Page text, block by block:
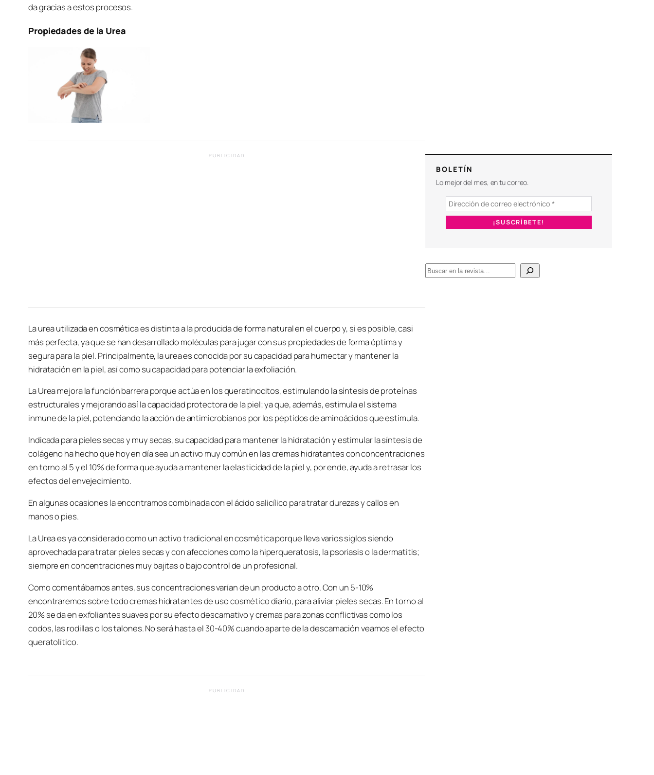
da gracias a estos procesos.
Propiedades de la Urea
PUBLICIDAD
La urea utilizada en cosmética es distinta a la producida de forma natural en el cuerpo y, si es posible, casi
más perfecta, ya que se han desarrollado moléculas para jugar con sus propiedades de forma óptima y
segura para la piel. Principalmente, la urea es conocida por su capacidad para humectar y mantener la
hidratación en la piel, así como su capacidad para potenciar la exfoliación.
La Urea mejora la función barrera porque actúa en los queratinocitos, estimulando la síntesis de proteínas
estructurales y mejorando así la capacidad protectora de la piel; ya que, además, estimula el sistema
inmune de la piel, potenciando la acción de antimicrobianos por los péptidos de aminoácidos que estimula.
Indicada para pieles secas y muy secas, su capacidad para mantener la hidratación y estimular la síntesis de
colágeno ha hecho que hoy en día sea un activo muy común en las cremas hidratantes con concentraciones
en torno al 5 y el 10% de forma que ayuda a mantener la elasticidad de la piel y, por ende, ayuda a retrasar los
efectos del envejecimiento.
En algunas ocasiones la encontramos combinada con el ácido salicílico para tratar durezas y callos en
manos o pies.
La Urea es ya considerado como un activo tradicional en cosmética porque lleva varios siglos siendo
aprovechada para tratar pieles secas y con afecciones como la hiperqueratosis, la psoriasis o la dermatitis;
siempre en concentraciones muy bajitas o bajo control de un profesional.
Como comentábamos antes, sus concentraciones varían de un producto a otro. Con un 5-10%
encontraremos sobre todo cremas hidratantes de uso cosmético diario, para aliviar pieles secas. En torno al
20% se da en exfoliantes suaves por su efecto descamativo y cremas para zonas conflictivas como los
codos, las rodillas o los talones. No será hasta el 30-40% cuando aparte de la descamación veamos el efecto
queratolítico.
PUBLICIDAD
BOLETÍN
Lo mejor del mes, en tu correo.
B